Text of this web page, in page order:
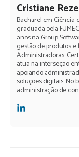
Cristiane
Bacharel em Ciência
graduada pela
anos na Group
gestão de produtos
Administradoras.
atua na interseção
apoiando
soluções digitais. No
administração de